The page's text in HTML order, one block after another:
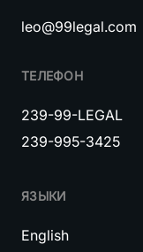
leo@99legal.com
ТЕЛЕФОН
239-99-LEGAL
239-995-3425
ЯЗЫКИ
English